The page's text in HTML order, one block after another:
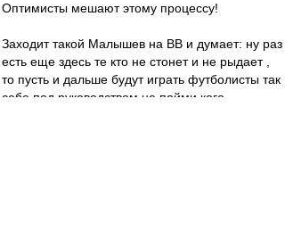
Оптимисты мешают этому процессу!
Заходит такой Малышев на ВВ и думает: ну раз
есть еще здесь те кто не стонет и не рыдает ,
то пусть и дальше будут играть футболисты так
себе под руководством не пойми кого.